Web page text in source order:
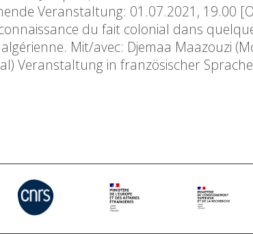
Veranstaltung: 01.07.2021, 19.00
du fait colonial dans
Mit/avec: Djemaa Maazouzi
Veranstaltung in französischer